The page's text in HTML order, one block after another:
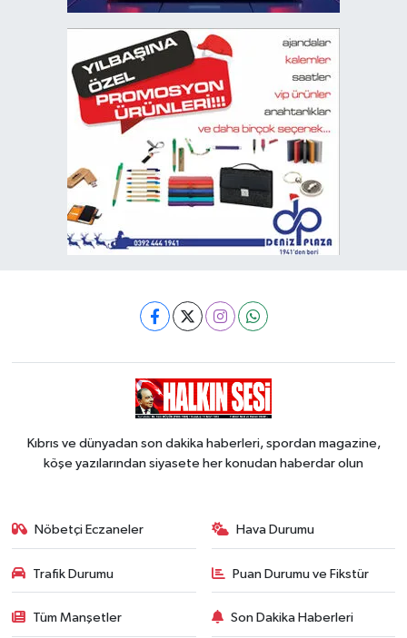
Kıbrıs ve dünyadan son dakika haberleri, spordan magazine,
köşe yazılarından siyasete her konudan haberdar olun
Nöbetçi Eczaneler Hava Durumu
Trafik Durumu Puan Durumu ve Fikstür
Tüm Manşetler Son Dakika Haberleri